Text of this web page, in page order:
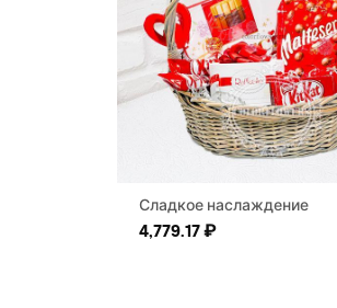
Сладкое наслаждение
4,779.17₽